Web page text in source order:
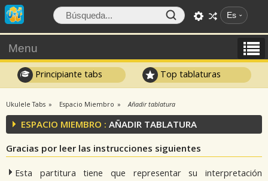
Es
Menu
Principiante tabs Top tablaturas
Ukulele Tabs Espacio Miembro Añadir tablatura
ESPACIO MIEMBRO : AÑADIR TABLATURA
Gracias por leer las instrucciones siguientes
Esta partitura tiene que representar su interpretación